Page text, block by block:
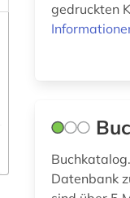
gedruckten
Datenbank